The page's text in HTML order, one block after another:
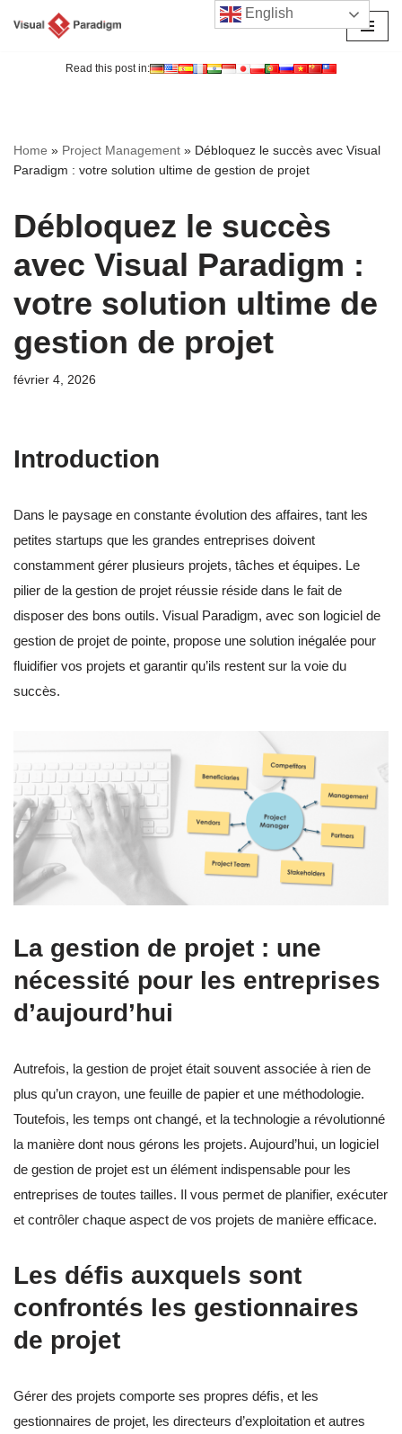
Read this post in:
Home » Project Management » Débloquez le succès avec Visual
Paradigm : votre solution ultime de gestion de projet
Débloquez le succès
avec Visual Paradigm :
votre solution ultime de
gestion de projet
février 4, 2026
Introduction
Dans le paysage en constante évolution des affaires, tant les
petites startups que les grandes entreprises doivent
constamment gérer plusieurs projets, tâches et équipes. Le
pilier de la gestion de projet réussie réside dans le fait de
disposer des bons outils. Visual Paradigm, avec son logiciel de
gestion de projet de pointe, propose une solution inégalée pour
fluidifier vos projets et garantir qu’ils restent sur la voie du
succès.
La gestion de projet : une
nécessité pour les entreprises
d’aujourd’hui
Autrefois, la gestion de projet était souvent associée à rien de
plus qu’un crayon, une feuille de papier et une méthodologie.
Toutefois, les temps ont changé, et la technologie a révolutionné
la manière dont nous gérons les projets. Aujourd’hui, un logiciel
de gestion de projet est un élément indispensable pour les
entreprises de toutes tailles. Il vous permet de planifier, exécuter
et contrôler chaque aspect de vos projets de manière efficace.
Les défis auxquels sont
confrontés les gestionnaires
de projet
Gérer des projets comporte ses propres défis, et les
gestionnaires de projet, les directeurs d’exploitation et autres
English